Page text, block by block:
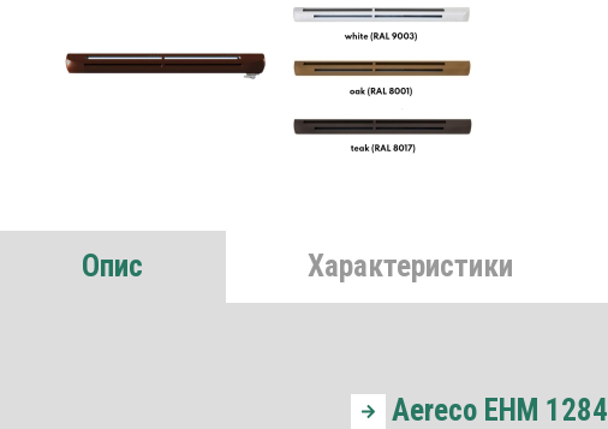
Опис Характеристики
Aereco EHM 1284